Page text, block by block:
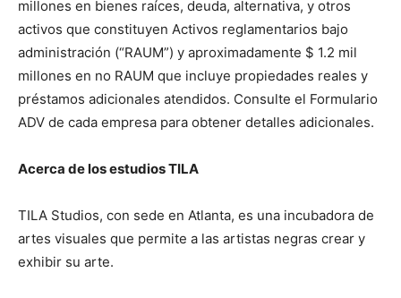
millones en bienes raíces, deuda, alternativa, y otros
activos que constituyen Activos reglamentarios bajo
administración (“RAUM”) y aproximadamente $ 1.2 mil
millones en no RAUM que incluye propiedades reales y
préstamos adicionales atendidos. Consulte el Formulario
ADV de cada empresa para obtener detalles adicionales.
Acerca de los estudios TILA
TILA Studios, con sede en Atlanta, es una incubadora de
artes visuales que permite a las artistas negras crear y
exhibir su arte.